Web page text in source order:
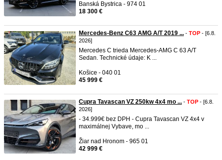
Banská Bystrica - 974 01
18 300 €
Mercedes-Benz C63 AMG A/T 2019 ... - TOP - [6.8.
2026]
Mercedes C trieda Mercedes-AMG C 63 A/T
Sedan. Technické údaje: K ...
Košice - 040 01
45 999 €
Cupra Tavascan VZ 250kw 4x4 mo ... - TOP - [6.8.
2026]
- 34.999€ bez DPH - Cupra Tavascan VZ 4x4 v
maximálnej Vybave, mo ...
Žiar nad Hronom - 965 01
42 999 €